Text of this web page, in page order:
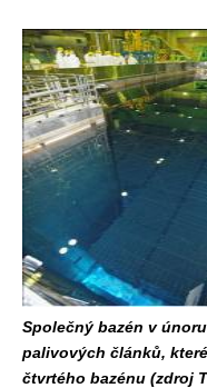
Společný bazén v
palivových článků,
čtvrtého bazénu (zdroj